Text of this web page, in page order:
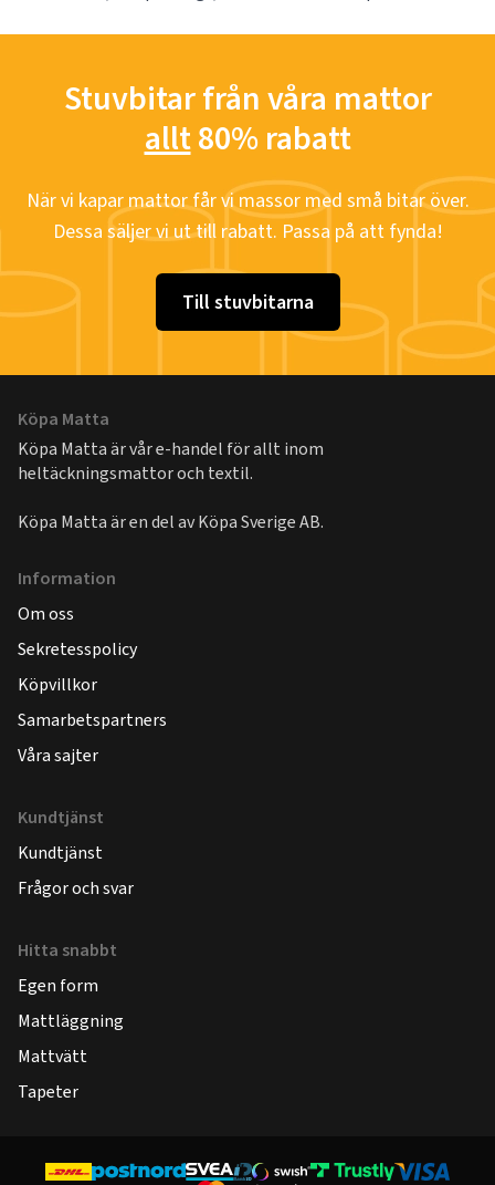
Stuvbitar från våra mattor
allt80% rabatt
När vi kapar mattor får vi massor med små bitar över.
Dessa säljer vi ut till rabatt. Passa på att fynda!
Till stuvbitarna
Köpa Matta
Köpa Matta är vår e-handel för allt inom
heltäckningsmattor och textil.
Köpa Matta är en del avKöpa Sverige AB.
Information
Om oss
Sekretesspolicy
Köpvillkor
Samarbetspartners
Våra sajter
Kundtjänst
Kundtjänst
Frågor och svar
Hitta snabbt
Egen form
Mattläggning
Mattvätt
Tapeter